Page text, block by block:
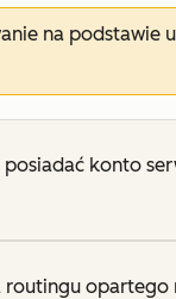
na podstawie
konto
routingu opartego